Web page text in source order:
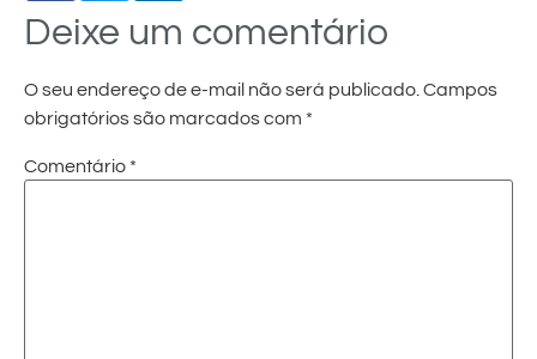
Deixe um comentário
O seu endereço de e-mail não será publicado. Campos
obrigatórios são marcados com *
Comentário *